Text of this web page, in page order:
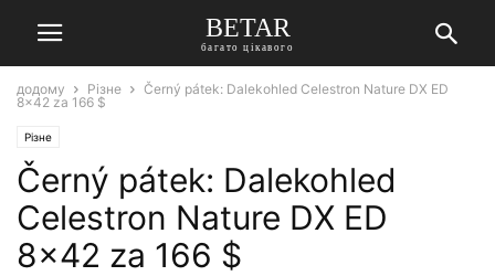
BETAR
багато цікавого
додому Різне
Černý pátek: Dalekohled Celestron Nature DX ED
8×42 za 166 $
Різне
Černý pátek: Dalekohled
Celestron Nature DX ED
8×42 za 166 $